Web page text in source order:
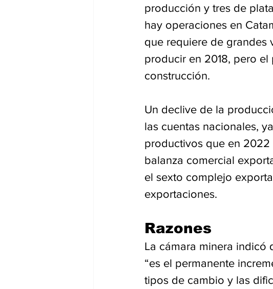
producción y tres de
hay operaciones en
que requiere de grandes
producir en 2018, pero
construcción.
Un declive de la
las cuentas nacionales,
productivos que en 2022
balanza comercial
el sexto complejo
exportaciones.
Razones
La cámara minera indicó
“es el permanente
tipos de cambio y las